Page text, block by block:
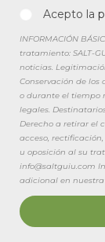
Acepto la
INFORMACIÓN
tratamiento: SALT-
noticias.
Conservación de los
o durante el tiempo
legales.
Derecho a retirar el
acceso,
u oposición al su
info@saltguiu.com
adicional en